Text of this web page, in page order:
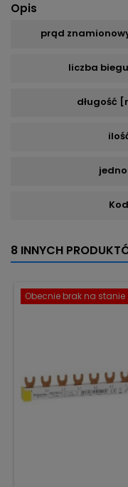
Opis
prąd
liczba
długość
8 INNYCH
Obecnie brak na stanie